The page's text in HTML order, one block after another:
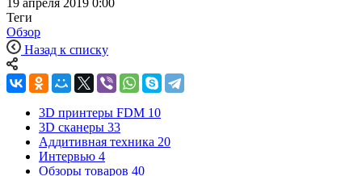
Теги
Обзор
Назад к списку
3D принтеры FDM 10
3D сканеры 33
Аддитивная техника 20
Интервью 4
Обзоры товаров 40